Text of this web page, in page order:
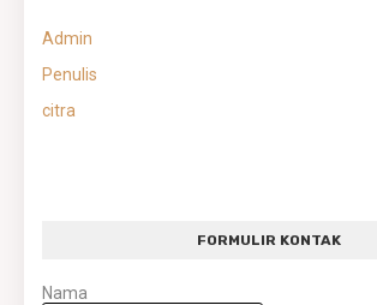
Admin
Penulis
citra
FORMULIR KONTAK
Nama